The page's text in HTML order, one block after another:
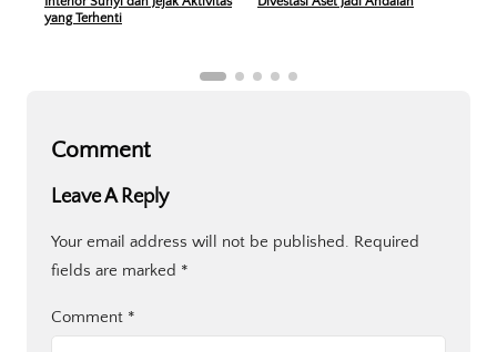
yang Terhenti
Comment
Leave A Reply
Your email address will not be published. Required
fields are marked *
Comment *